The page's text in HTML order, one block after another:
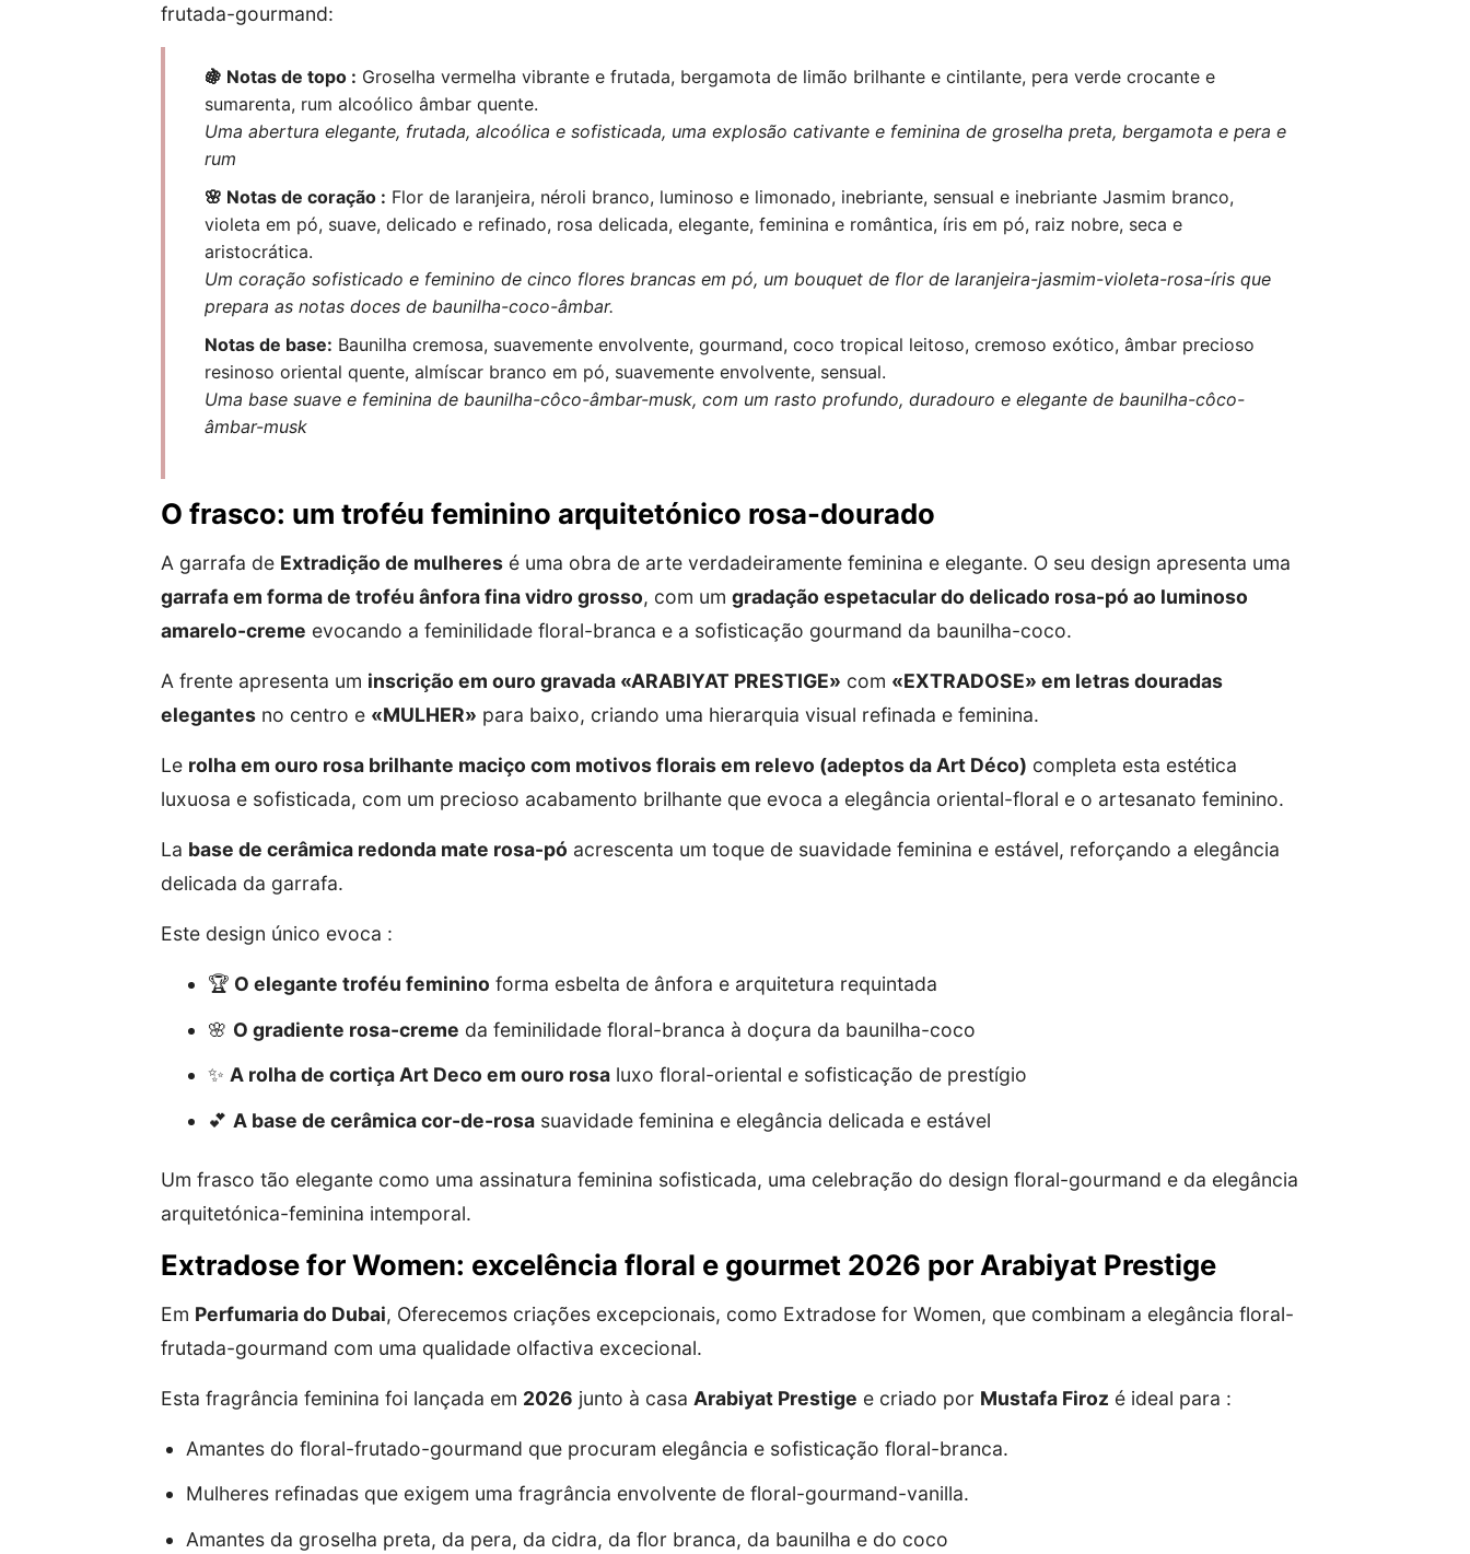
frutada-gourmand:
🍇 Notas de topo : Groselha vermelha vibrante e frutada, bergamota de limão brilhante e cintilante, pera verde crocante e
sumarenta, rum alcoólico âmbar quente.
Uma abertura elegante, frutada, alcoólica e sofisticada, uma explosão cativante e feminina de groselha preta, bergamota e pera e
rum
🌸 Notas de coração : Flor de laranjeira, néroli branco, luminoso e limonado, inebriante, sensual e inebriante Jasmim branco,
violeta em pó, suave, delicado e refinado, rosa delicada, elegante, feminina e romântica, íris em pó, raiz nobre, seca e
aristocrática.
Um coração sofisticado e feminino de cinco flores brancas em pó, um bouquet de flor de laranjeira-jasmim-violeta-rosa-íris que
prepara as notas doces de baunilha-coco-âmbar.
Notas de base: Baunilha cremosa, suavemente envolvente, gourmand, coco tropical leitoso, cremoso exótico, âmbar precioso
resinoso oriental quente, almíscar branco em pó, suavemente envolvente, sensual.
Uma base suave e feminina de baunilha-côco-âmbar-musk, com um rasto profundo, duradouro e elegante de baunilha-côco-
âmbar-musk
O frasco: um troféu feminino arquitetónico rosa-dourado
A garrafa de Extradição de mulheres é uma obra de arte verdadeiramente feminina e elegante. O seu design apresenta uma
garrafa em forma de troféu ânfora fina vidro grosso, com um gradação espetacular do delicado rosa-pó ao luminoso
amarelo-creme evocando a feminilidade floral-branca e a sofisticação gourmand da baunilha-coco.
A frente apresenta um inscrição em ouro gravada «ARABIYAT PRESTIGE» com «EXTRADOSE» em letras douradas
elegantes no centro e «MULHER» para baixo, criando uma hierarquia visual refinada e feminina.
Le rolha em ouro rosa brilhante maciço com motivos florais em relevo (adeptos da Art Déco) completa esta estética
luxuosa e sofisticada, com um precioso acabamento brilhante que evoca a elegância oriental-floral e o artesanato feminino.
La base de cerâmica redonda mate rosa-pó acrescenta um toque de suavidade feminina e estável, reforçando a elegância
delicada da garrafa.
Este design único evoca :
🏆 O elegante troféu feminino forma esbelta de ânfora e arquitetura requintada
🌸 O gradiente rosa-creme da feminilidade floral-branca à doçura da baunilha-coco
✨ A rolha de cortiça Art Deco em ouro rosaluxo floral-oriental e sofisticação de prestígio
💕 A base de cerâmica cor-de-rosasuavidade feminina e elegância delicada e estável
Um frasco tão elegante como uma assinatura feminina sofisticada, uma celebração do design floral-gourmand e da elegância
arquitetónica-feminina intemporal.
Extradose for Women: excelência floral e gourmet 2026 por Arabiyat Prestige
Em Perfumaria do Dubai, Oferecemos criações excepcionais, como Extradose for Women, que combinam a elegância floral-
frutada-gourmand com uma qualidade olfactiva excecional.
Esta fragrância feminina foi lançada em 2026 junto à casa Arabiyat Prestige e criado por Mustafa Firoz é ideal para :
Amantes do floral-frutado-gourmand que procuram elegância e sofisticação floral-branca.
Mulheres refinadas que exigem uma fragrância envolvente de floral-gourmand-vanilla.
Amantes da groselha preta, da pera, da cidra, da flor branca, da baunilha e do coco